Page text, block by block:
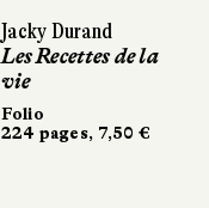
Jacky Durand
Les Recettes de la
vie
Folio
224 pages, 7,50 €